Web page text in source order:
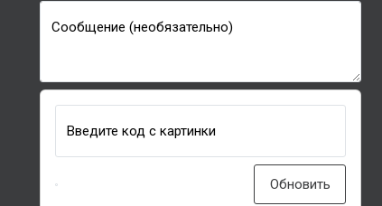
Сообщение (необязательно)
Введите код с картинки
Обновить